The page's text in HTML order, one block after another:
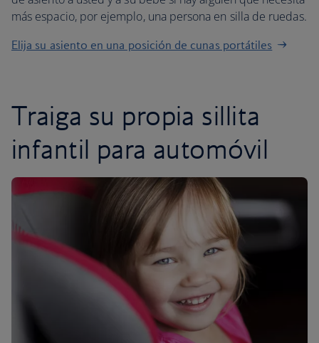
más espacio, por ejemplo, una persona en silla de ruedas.
Elija su asiento en una posición de cunas portátiles
Traiga su propia sillita
infantil para automóvil